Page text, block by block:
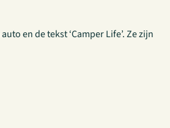
en de tekst ‘Camper Life’. Ze zijn